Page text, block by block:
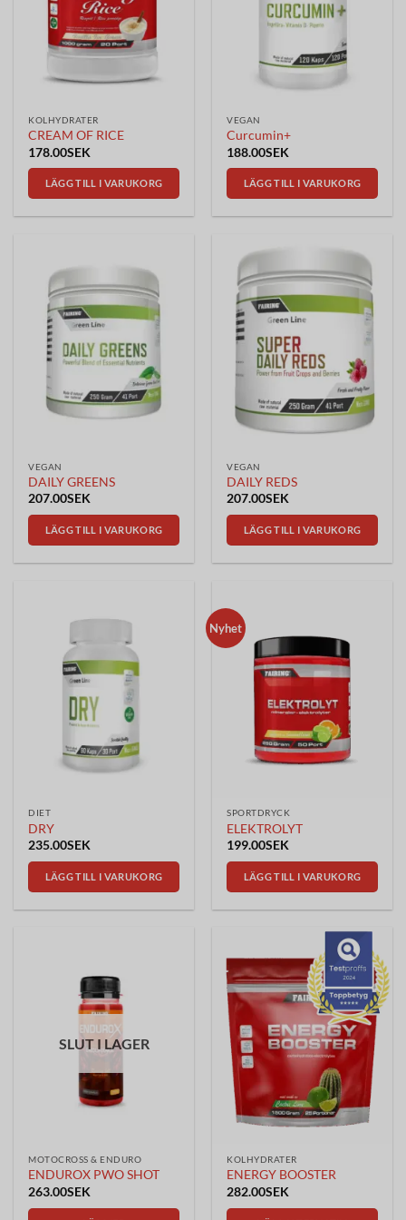
alternativen
väljas
KOLHYDRATER
CREAM OF RICE
178.00SEK
LÄGG TILL I VARUKORG
VEGAN
Curcumin+
188.00SEK
LÄGG TILL I VARUKORG
VEGAN
DAILY GREENS
207.00SEK
LÄGG TILL I VARUKORG
VEGAN
DAILY REDS
207.00SEK
LÄGG TILL I VARUKORG
DIET
DRY
235.00SEK
LÄGG TILL I VARUKORG
Nyhet
SPORTDRYCK
ELEKTROLYT
199.00SEK
LÄGG TILL I VARUKORG
SLUT I LAGER
MOTOCROSS & ENDURO
ENDUROX PWO SHOT
263.00SEK
KOLHYDRATER
ENERGY BOOSTER
282.00SEK